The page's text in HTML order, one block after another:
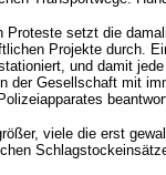
Proteste setzt die
Projekte durch.
und damit
der Gesellschaft mit
viele die erst